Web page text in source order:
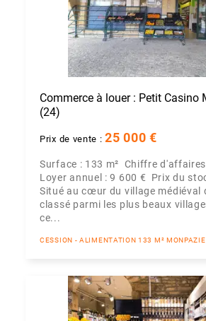
Commerce à louer : Petit Casino
(24)
Prix de vente :25 000 €
Surface : 133 m² Chiffre
Loyer annuel : 9 600 € Prix du
Situé au cœur du village médiéval
classé parmi les plus beaux
ce...
CESSION - ALIMENTATION 133 M²